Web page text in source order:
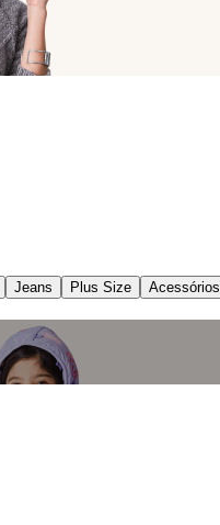
Jeans Plus Size Acessórios